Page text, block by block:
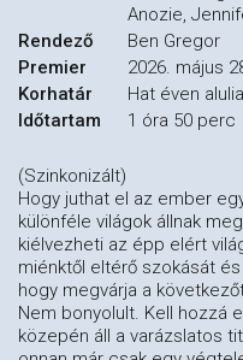
Anozie,
Rendező
Ben Gregor
Premier
2026. május
Korhatár
Hat éven
Időtartam
1 óra 50 perc
(Szinkonizált)
Hogy juthat el az ember
különféle világok állnak
kiélvezheti az épp elért
miénktől eltérő szokását
hogy megvárja a
Nem bonyolult. Kell hozzá
közepén áll a varázslatos